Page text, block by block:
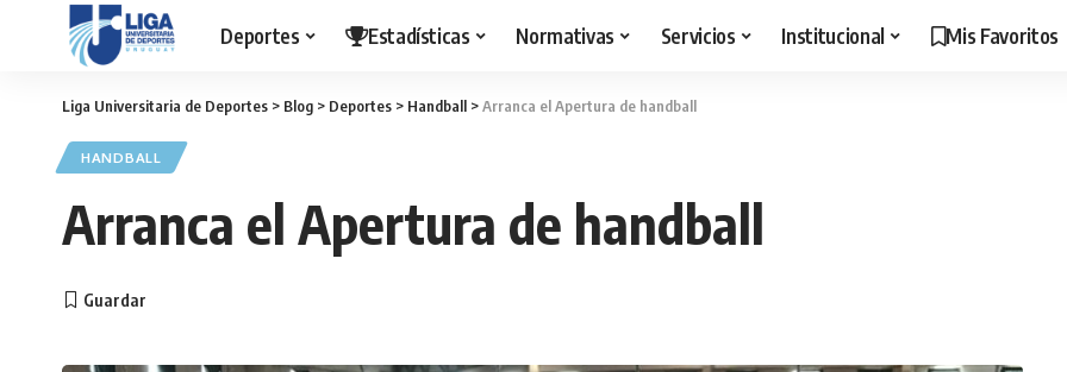
Deportes Estadísticas Normativas Servicios Institucional Mis Favoritos
Liga Universitaria de Deportes > Blog > Deportes > Handball >Arranca el Apertura de handball
HANDBALL
Arranca el Apertura de handball